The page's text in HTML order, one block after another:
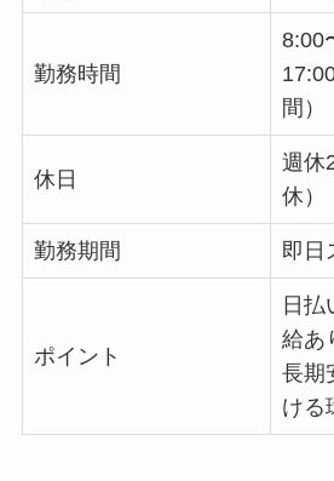
勤務時間
8:00
間）
休日
週休
休）
勤務期間 即日
ポイント
日払
給あ
長期
ける